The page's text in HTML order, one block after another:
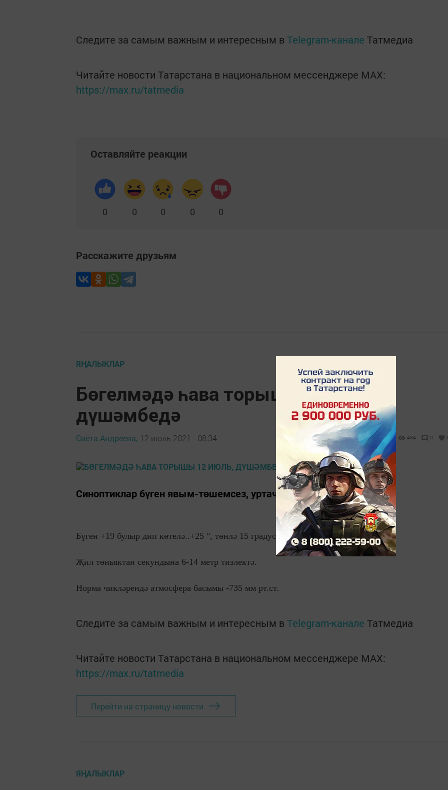
Следите за самым важным и интересным в Telegram-канале Татмедиа
Читайте новости Татарстана в национальном мессенджере MАХ:
https://max.ru/tatmedia
Оставляйте реакции
0 0 0 0 0
Расскажите друзьям
ЯҢАЛЫКЛАР
Бөгелмәдә һава торышы 12 июль,
дүшәмбедә
Света Андреева, 12 июль 2021 - 08:34 484 0
Синоптиклар бүген явым-төшемсез, уртача җил вәгъдә итә.
Бүген +19 булыр дип көтелә..+25 °, төнлә 15 градуска кадәр җылы.
Җил төньяктан секундына 6-14 метр тизлектә.
Норма чикләрендә атмосфера басымы -735 мм рт.ст.
Следите за самым важным и интересным в Telegram-канале Татмедиа
Читайте новости Татарстана в национальном мессенджере MАХ:
https://max.ru/tatmedia
Перейти на страницу новости
ЯҢАЛЫКЛАР